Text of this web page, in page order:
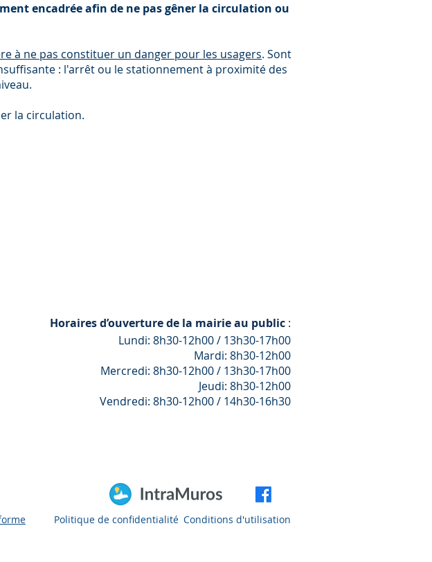
encadrée afin de ne pas gêner la circulation ou
à ne pas constituer un danger pour les usagers. Sont
: l'arrêt ou le stationnement à proximité des
la circulation.
Horaires d’ouverture de la mairie au public :
Lundi: 8h30-12h00 / 13h30-17h00
Mardi: 8h30-12h00
Mercredi: 8h30-12h00 / 13h30-17h00
Jeudi: 8h30-12h00
Vendredi: 8h30-12h00 / 14h30-16h30
Politique de confidentialité Conditions d'utilisation